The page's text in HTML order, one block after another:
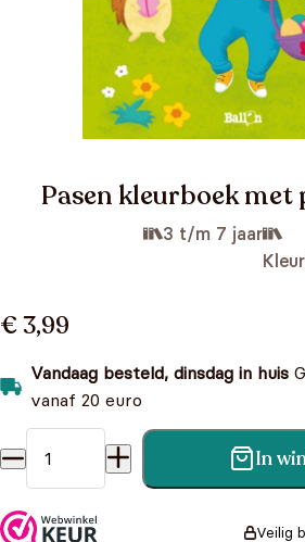
Pasen kleurboek met
3 t/m 7 jaar
€ 3,99
Vandaag besteld, dinsdag in huis
vanaf 20 euro
Pasen kleurboek met paasmandje
In
Veilig